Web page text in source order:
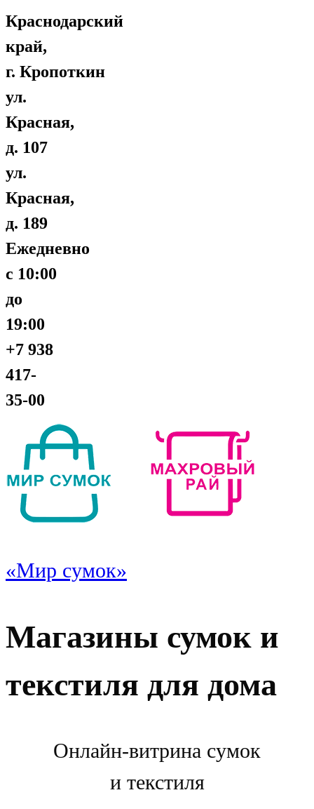
Краснодарский
край,
г. Кропоткин
ул.
Красная,
д. 107
ул.
Красная,
д. 189
Ежедневно
с 10:00
до
19:00
+7 938
417-
35-00
«Мир сумок»
Магазины сумок и
текстиля для дома
Онлайн-витрина сумок
и текстиля